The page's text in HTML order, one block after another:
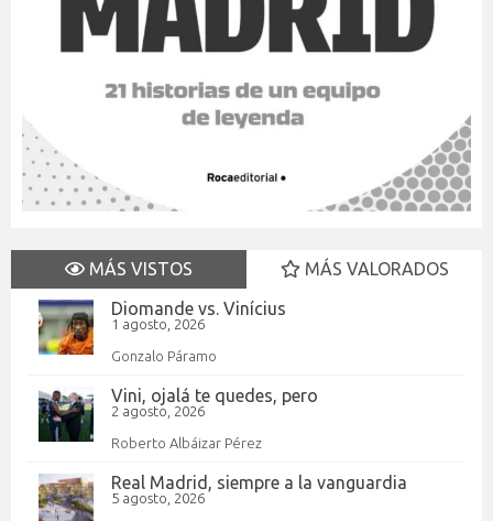
MÁS VISTOS
MÁS VALORADOS
Diomande vs. Vinícius
1 agosto, 2026
Gonzalo Páramo
Vini, ojalá te quedes, pero
2 agosto, 2026
Roberto Albáizar Pérez
Real Madrid, siempre a la vanguardia
5 agosto, 2026